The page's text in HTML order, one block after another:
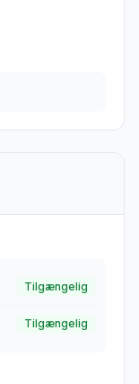
Tilgængelig
Tilgængelig